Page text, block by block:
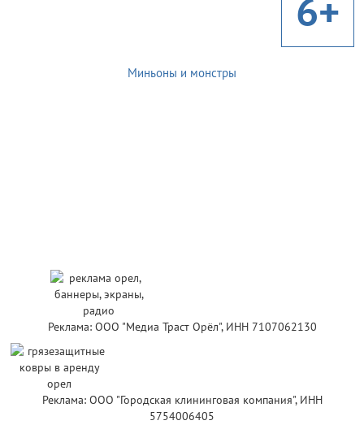
6+
Миньоны и монстры
Реклама: ООО "Медиа Траст Орёл", ИНН 7107062130
Реклама: ООО "Городская клининговая компания", ИНН
5754006405